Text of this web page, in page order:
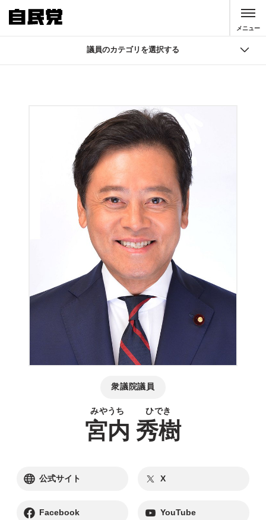
メニュー
議員のカテゴリを選択する
自由民主党 役員
大臣・副大臣・政務官
衆議院議員
宮内 秀樹
公式サイト
別ウィンドウリンク
X
Facebook
別ウィンドウリンク
YouTube